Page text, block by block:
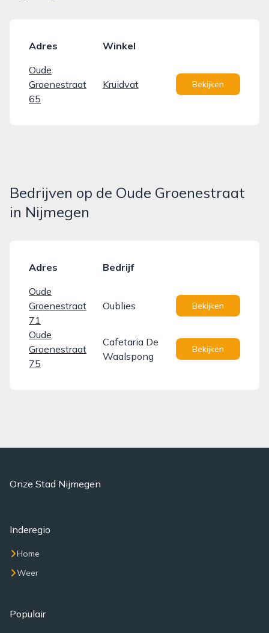
Adres
Winkel
Oude
Groenestraat
65
Kruidvat Bekijken
Bedrijven op de Oude Groenestraat
in Nijmegen
Adres
Bedrijf
Oude
Groenestraat
71
Oublies Bekijken
Oude
Groenestraat
75
Cafetaria De
Waalspong
Bekijken
Onze Stad Nijmegen
Inderegio
Home
Weer
Populair